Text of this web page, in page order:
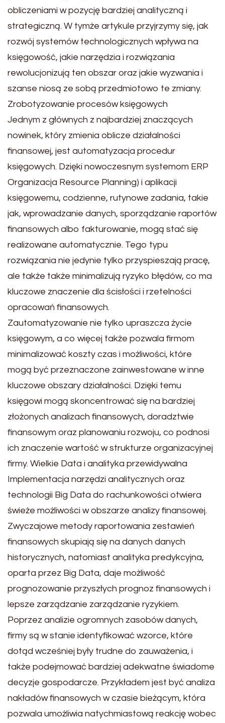
obliczeniami w pozycję bardziej analityczną i
strategiczną. W tymże artykule przyjrzymy się, jak
rozwój systemów technologicznych wpływa na
księgowość, jakie narzędzia i rozwiązania
rewolucjonizują ten obszar oraz jakie wyzwania i
szanse niosą ze sobą przedmiotowo te zmiany.
Zrobotyzowanie procesów księgowych
Jednym z głównych z najbardziej znaczących
nowinek, który zmienia oblicze działalności
finansowej, jest automatyzacja procedur
księgowych. Dzięki nowoczesnym systemom ERP
Organizacja Resource Planning) i aplikacji
księgowemu, codzienne, rutynowe zadania, takie
jak, wprowadzanie danych, sporządzanie raportów
finansowych albo fakturowanie, mogą stać się
realizowane automatycznie. Tego typu
rozwiązania nie jedynie tylko przyspieszają pracę,
ale także także minimalizują ryzyko błędów, co ma
kluczowe znaczenie dla ścisłości i rzetelności
opracowań finansowych.
Zautomatyzowanie nie tylko upraszcza życie
księgowym, a co więcej także pozwala firmom
minimalizować koszty czas i możliwości, które
mogą być przeznaczone zainwestowane w inne
kluczowe obszary działalności. Dzięki temu
księgowi mogą skoncentrować się na bardziej
złożonych analizach finansowych, doradztwie
finansowym oraz planowaniu rozwoju, co podnosi
ich znaczenie wartość w strukturze organizacyjnej
firmy. Wielkie Data i analityka przewidywalna
Implementacja narzędzi analitycznych oraz
technologii Big Data do rachunkowości otwiera
świeże możliwości w obszarze analizy finansowej.
Zwyczajowe metody raportowania zestawień
finansowych skupiają się na danych danych
historycznych, natomiast analityka predykcyjna,
oparta przez Big Data, daje możliwość
prognozowanie przyszłych prognoz finansowych i
lepsze zarządzanie zarządzanie ryzykiem.
Poprzez analizie ogromnych zasobów danych,
firmy są w stanie identyfikować wzorce, które
dotąd wcześniej były trudne do zauważenia, i
także podejmować bardziej adekwatne świadome
decyzje gospodarcze. Przykładem jest być analiza
nakładów finansowych w czasie bieżącym, która
pozwala umożliwia natychmiastową reakcję wobec